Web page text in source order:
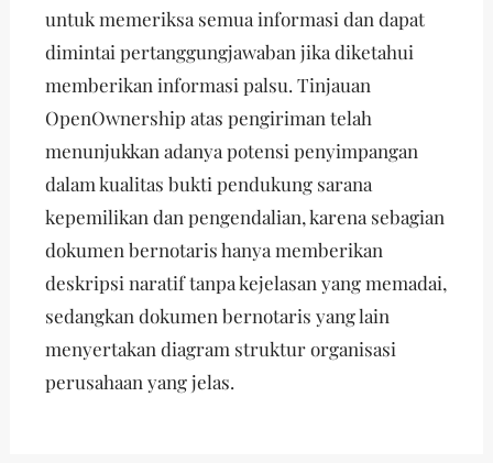
untuk memeriksa semua informasi dan dapat
dimintai pertanggungjawaban jika diketahui
memberikan informasi palsu. Tinjauan
OpenOwnership atas pengiriman telah
menunjukkan adanya potensi penyimpangan
dalam kualitas bukti pendukung sarana
kepemilikan dan pengendalian, karena sebagian
dokumen bernotaris hanya memberikan
deskripsi naratif tanpa kejelasan yang memadai,
sedangkan dokumen bernotaris yang lain
menyertakan diagram struktur organisasi
perusahaan yang jelas.